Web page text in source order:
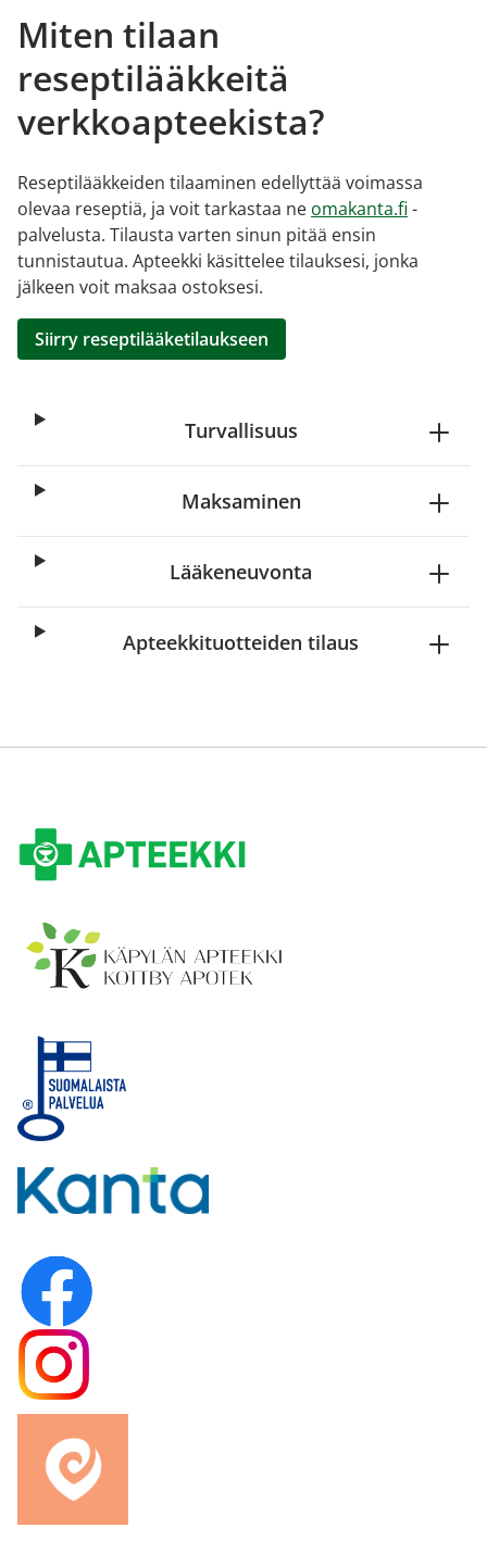
Miten tilaan
reseptilääkkeitä
verkkoapteekista?
Reseptilääkkeiden tilaaminen edellyttää voimassa
olevaa reseptiä, ja voit tarkastaa ne omakanta.fi -
palvelusta. Tilausta varten sinun pitää ensin
tunnistautua. Apteekki käsittelee tilauksesi, jonka
jälkeen voit maksaa ostoksesi.
Siirry reseptilääketilaukseen
Turvallisuus
Maksaminen
Lääkeneuvonta
Apteekkituotteiden tilaus